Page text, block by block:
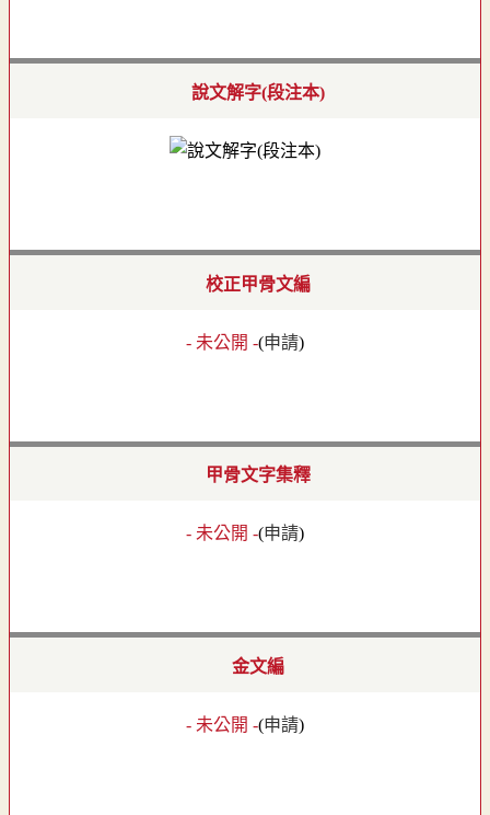
說文解字(段注本)
校正甲骨文編
- 未公開 -(申請)
甲骨文字集釋
- 未公開 -(申請)
金文編
- 未公開 -(申請)